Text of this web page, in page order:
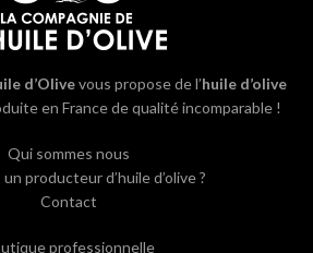
d’Olivevous propose de l’huile d’olive
en France de qualité incomparable !
Qui sommes nous
producteur d’huile d’olive ?
Contact
professionnelle